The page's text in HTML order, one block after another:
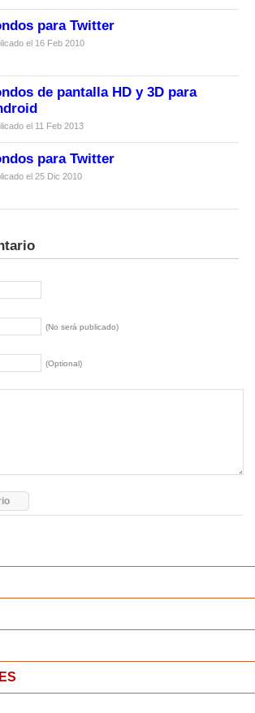
para Twitter
el 16 Feb 2010
de pantalla HD y 3D para
el 11 Feb 2013
para Twitter
el 25 Dic 2010
(No será publicado)
(Optional)